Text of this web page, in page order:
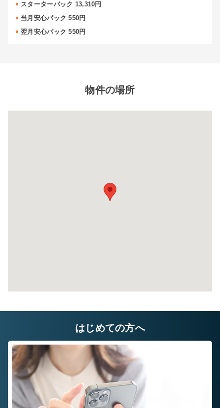
スターターパック 13,310円
当月安心パック 550円
翌月安心パック 550円
物件の場所
はじめての方へ